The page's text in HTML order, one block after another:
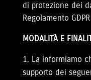
di protezione dei
Regolamento
MODALITÀ E
La informiamo
supporto dei